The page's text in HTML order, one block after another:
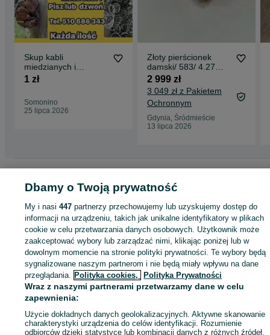
Skup kabli
miedzianych i
aluminiowych
1 zł
Somonino
25 lipca 2026
Złoty pierścionek
damski/ 583/ 4.27
gram/ R17/ Korund/
ZSRR
2 999 zł
3 049 zł z Pakietem
Ochronnym
Gdynia, Śródmieście
13 lipca 2026
Pierścionki - Gdynia
Pierścionki - Śródmieście
KATEGORIA
659150741 Wyświetlenia:
Kup
Dbamy o Twoją prywatność
My i nasi447 partnerzy przechowujemy lub uzyskujemy dostęp do
informacji na urządzeniu, takich jak unikalne identyfikatory w plikach
cookie w celu przetwarzania danych osobowych. Użytkownik może
zaakceptować wybory lub zarządzać nimi, klikając poniżej lub w
dowolnym momencie na stronie polityki prywatności. Te wybory będą
sygnalizowane naszym partnerom i nie będą miały wpływu na dane
przeglądania. Polityka cookies, Polityka Prywatności
Wraz z naszymi partnerami przetwarzamy dane w celu
zapewnienia:
Użycie dokładnych danych geolokalizacyjnych. Aktywne skanowanie
charakterystyki urządzenia do celów identyfikacji. Rozumienie
odbiorców dzięki statystyce lub kombinacji danych z różnych źródeł.